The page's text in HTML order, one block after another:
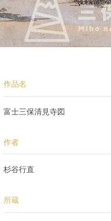
作品名
富士三保清見寺図
作者
杉谷行直
所蔵